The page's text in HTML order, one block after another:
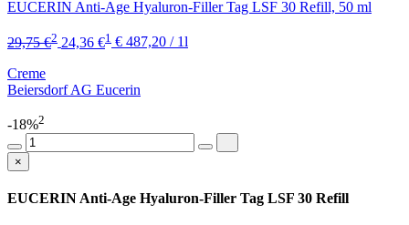
EUCERIN Anti-Age Hyaluron-Filler Tag LSF 30 Refill, 50 ml
29,75 €2 24,36 €1 € 487,20 / 1l
Creme
Beiersdorf AG Eucerin
-18%2
×
EUCERIN Anti-Age Hyaluron-Filler Tag LSF 30 Refill